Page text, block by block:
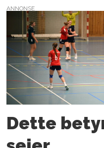
ANNONSE
Dette